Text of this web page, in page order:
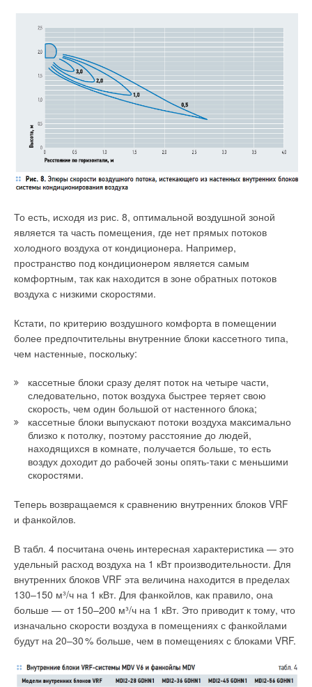
То есть, исходя из рис. 8, оптимальной воздушной зоной
является та часть помещения, где нет прямых потоков
холодного воздуха от кондиционера. Например,
пространство под кондиционером является самым
комфортным, так как находится в зоне обратных потоков
воздуха с низкими скоростями.
Кстати, по критерию воздушного комфорта в помещении
более предпочтительны внутренние блоки кассетного типа,
чем настенные, поскольку:
кассетные блоки сразу делят поток на четыре части,
следовательно, поток воздуха быстрее теряет свою
скорость, чем один большой от настенного блока;
кассетные блоки выпускают потоки воздуха максимально
близко к потолку, поэтому расстояние до людей,
находящихся в комнате, получается больше, то есть
воздух доходит до рабочей зоны опять-таки с меньшими
скоростями.
Теперь возвращаемся к сравнению внутренних блоков VRF
и фанкойлов.
В табл. 4 посчитана очень интересная характеристика — это
удельный расход воздуха на 1 кВт производительности. Для
внутренних блоков VRF эта величина находится в пределах
130–150 м³/ч на 1 кВт. Для фанкойлов, как правило, она
больше — от 150–200 м³/ч на 1 кВт. Это приводит к тому, что
изначально скорости воздуха в помещениях с фанкойлами
будут на 20–30% больше, чем в помещениях с блоками VRF.